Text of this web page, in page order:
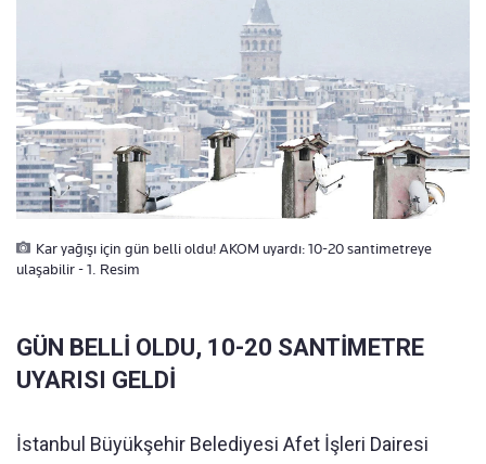
Kar yağışı için gün belli oldu! AKOM uyardı: 10-20 santimetreye
ulaşabilir - 1. Resim
GÜN BELLİ OLDU, 10-20 SANTİMETRE
UYARISI GELDİ
İstanbul Büyükşehir Belediyesi Afet İşleri Dairesi